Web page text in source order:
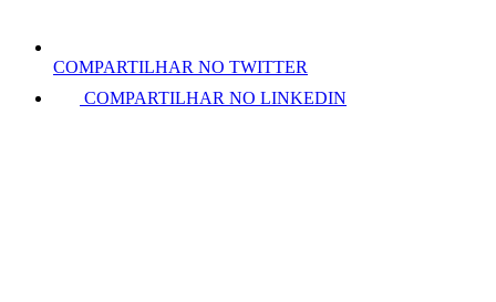
COMPARTILHAR NO TWITTER
COMPARTILHAR NO LINKEDIN